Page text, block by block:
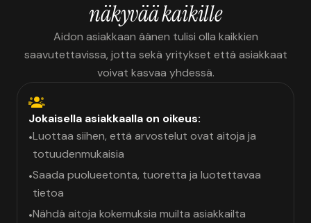
näkyvää kaikille
Aidon asiakkaan äänen tulisi olla kaikkien
saavutettavissa, jotta sekä yritykset että asiakkaat
voivat kasvaa yhdessä.
Jokaisella asiakkaalla on oikeus:
•Luottaa siihen, että arvostelut ovat aitoja ja
totuudenmukaisia
•Saada puolueetonta, tuoretta ja luotettavaa
tietoa
•Nähdä aitoja kokemuksia muilta asiakkailta